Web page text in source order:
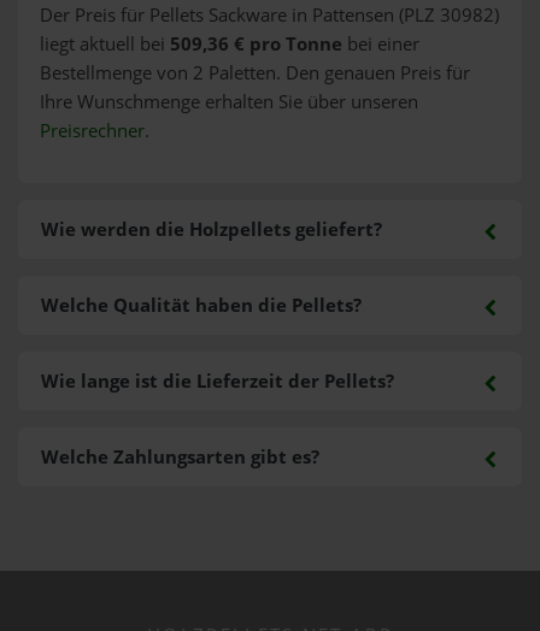
Der Preis für Pellets Sackware in Pattensen (PLZ 30982)
liegt aktuell bei 509,36 € pro Tonne bei einer
Bestellmenge von 2 Paletten. Den genauen Preis für
Ihre Wunschmenge erhalten Sie über unseren
Preisrechner.
Wie werden die Holzpellets geliefert?
Welche Zahlungsarten gibt es?
Welche Qualität haben die Pellets?
Wie lange ist die Lieferzeit der Pellets?